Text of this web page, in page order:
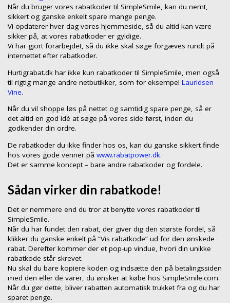
Når du bruger vores rabatkoder til SimpleSmile, kan du nemt,
sikkert og ganske enkelt spare mange penge.
Vi opdaterer hver dag vores hjemmeside, så du altid kan være
sikker på, at vores rabatkoder er gyldige.
Vi har gjort forarbejdet, så du ikke skal søge forgæves rundt på
internettet efter rabatkoder.
Hurtigrabat.dk har ikke kun rabatkoder til SimpleSmile, men også
til rigtig mange andre netbutikker, som for eksempel Lauridsen
Vine.
Når du vil shoppe løs på nettet og samtidig spare penge, så er
det altid en god idé at søge på vores side først, inden du
godkender din ordre.
De rabatkoder du ikke finder hos os, kan du ganske sikkert finde
hos vores gode venner på www.rabatpower.dk.
Det er samme koncept – bare andre rabatkoder og fordele.
Sådan virker din rabatkode!
Det er nemmere end du tror at benytte vores rabatkoder til
SimpleSmile.
Når du har fundet den rabat, der giver dig den største fordel, så
klikker du ganske enkelt på ”Vis rabatkode” ud for den ønskede
rabat. Derefter kommer der et pop-up vindue, hvori din unikke
rabatkode står skrevet.
Nu skal du bare kopiere koden og indsætte den på betalingssiden
med den eller de varer, du ønsker at købe hos SimpleSmile.com.
Når du gør dette, bliver rabatten automatisk trukket fra og du har
sparet penge.